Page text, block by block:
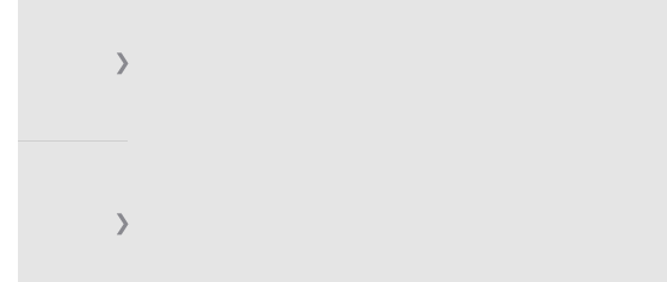
❯
❯